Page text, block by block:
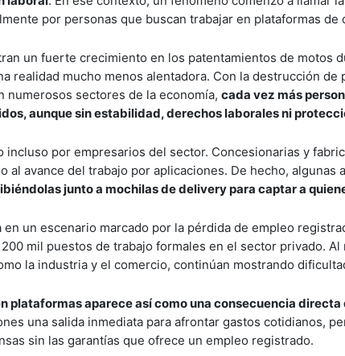
por personas que buscan trabajar en plataformas
un fuerte crecimiento en los patentamientos de motos
realidad mucho menos alentadora. Con la destrucción
numerosos sectores de la economía, cada vez más
aunque sin estabilidad, derechos laborales ni
incluso por empresarios del sector. Concesionarias y
al avance del trabajo por aplicaciones. De hecho, algunas
junto a mochilas de delivery para captar a
en un escenario marcado por la pérdida de empleo
mil puestos de trabajo formales en el sector privado.
la industria y el comercio, continúan mostrando
plataformas aparece así como una consecuencia
una salida inmediata para afrontar gastos cotidianos,
sin las garantías que ofrece un empleo registrado.